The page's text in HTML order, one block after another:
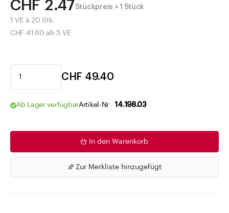
CHF 2.47Stückpreis = 1 Stück
1 VE à 20 Stk.
CHF 41.60 ab 5 VE
CHF 49.40
Ab Lager verfügbarArtikel-Nr . 14.198.03
In den Warenkorb
Zur Merkliste hinzugefügt